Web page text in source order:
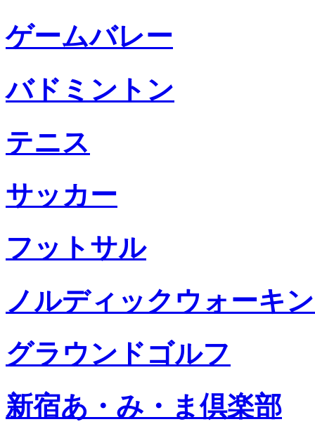
ゲームバレー
バドミントン
テニス
サッカー
フットサル
ノルディックウォーキ
グラウンドゴルフ
新宿あ・み・ま倶楽部